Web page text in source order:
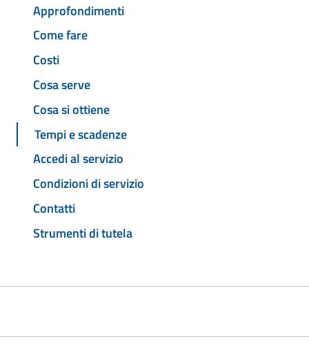
Approfondimenti
Come fare
Costi
Cosa serve
Cosa si ottiene
Tempi e scadenze
Accedi al servizio
Condizioni di servizio
Contatti
Strumenti di tutela